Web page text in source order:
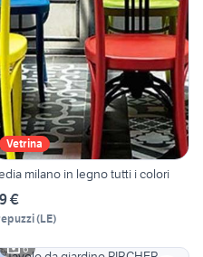
Vetrina
milano in legno tutti i colori
€
(LE)
6